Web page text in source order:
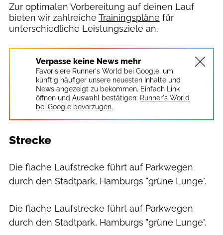
Zur optimalen Vorbereitung auf deinen Lauf
bieten wir zahlreiche Trainingspläne für
unterschiedliche Leistungsziele an.
Verpasse keine News mehr
Favorisiere Runner's World bei Google, um
künftig häufiger unsere neuesten Inhalte und
News angezeigt zu bekommen. Einfach Link
öffnen und Auswahl bestätigen: Runner's World
bei Google bevorzugen.
Strecke
Die flache Laufstrecke führt auf Parkwegen
durch den Stadtpark, Hamburgs "grüne Lunge".
Die flache Laufstrecke führt auf Parkwegen
durch den Stadtpark, Hamburgs "grüne Lunge".